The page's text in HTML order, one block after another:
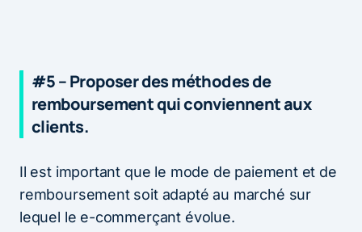
#5 – Proposer des méthodes de
remboursement qui conviennent aux
clients.
Il est important que le mode de paiement et de
remboursement soit adapté au marché sur
lequel le e-commerçant évolue.